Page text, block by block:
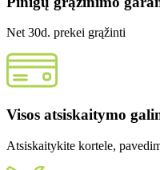
Net 30d. prekei grąžinti
Visos atsiskaitymo
Atsiskaitykite kortele,